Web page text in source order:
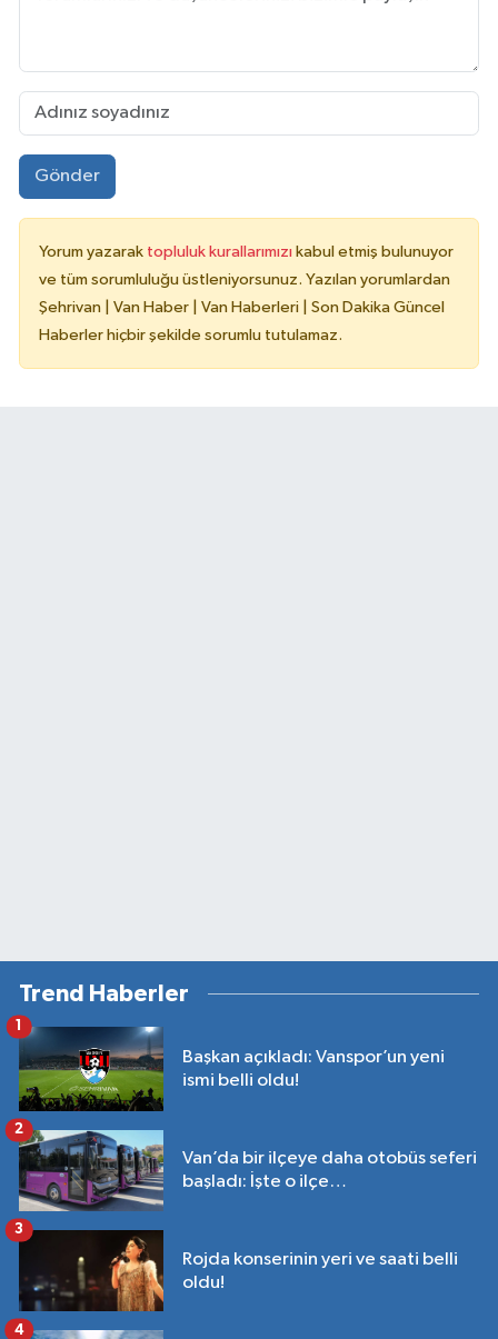
Gönder
Yorum yazarak topluluk kurallarımızı kabul etmiş bulunuyor
ve tüm sorumluluğu üstleniyorsunuz. Yazılan yorumlardan
Şehrivan | Van Haber | Van Haberleri | Son Dakika Güncel
Haberler hiçbir şekilde sorumlu tutulamaz.
Trend Haberler
Başkan açıkladı: Vanspor’un yeni
ismi belli oldu!
1
Van’da bir ilçeye daha otobüs seferi
başladı: İşte o ilçe…
2
Rojda konserinin yeri ve saati belli
oldu!
3
4